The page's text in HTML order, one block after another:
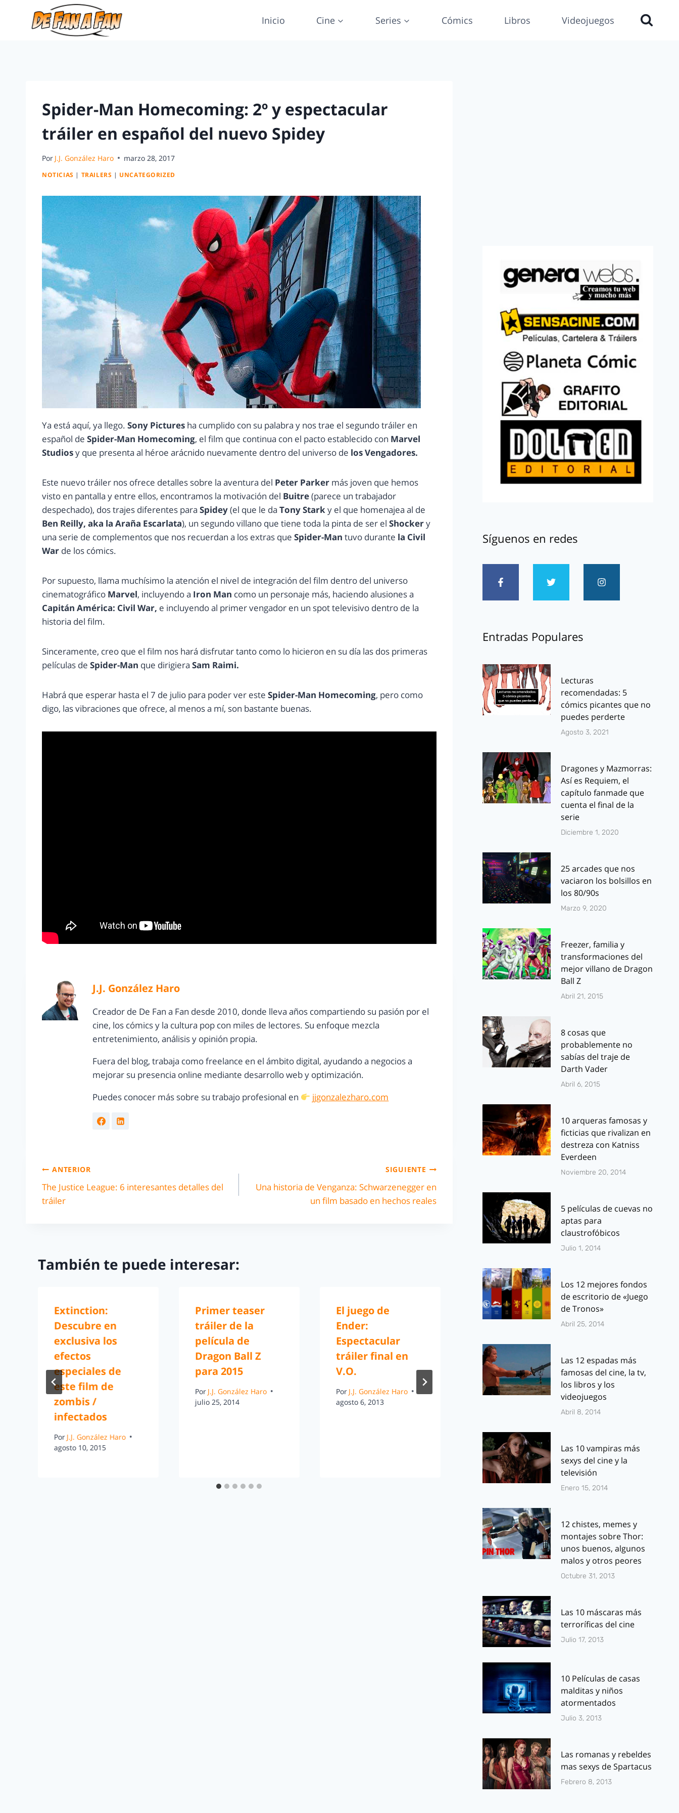
Inicio Cine Series Cómics Libros Videojuegos
Spider-Man Homecoming: 2º y espectacular
tráiler en español del nuevo Spidey
Por J.J. González Haro marzo 28, 2017
NOTICIAS | TRAILERS | UNCATEGORIZED
Ya está aquí, ya llego. Sony Pictures ha cumplido con su palabra y nos trae el segundo tráiler en
español de Spider-Man Homecoming, el film que continua con el pacto establecido con Marvel
Studiosy que presenta al héroe arácnido nuevamente dentro del universo de los Vengadores.
Este nuevo tráiler nos ofrece detalles sobre la aventura del Peter Parker más joven que hemos
visto en pantalla y entre ellos, encontramos la motivación del Buitre(parece un trabajador
despechado), dos trajes diferentes para Spidey(el que le da Tony Starky el que homenajea al de
Ben Reilly, aka la Araña Escarlata), un segundo villano que tiene toda la pinta de ser el Shockery
una serie de complementos que nos recuerdan a los extras que Spider-Man tuvo durante la Civil
War de los cómics.
Por supuesto, llama muchísimo la atención el nivel de integración del film dentro del universo
cinematográfico Marvel, incluyendo a Iron Man como un personaje más, haciendo alusiones a
Capitán América: Civil War, e incluyendo al primer vengador en un spot televisivo dentro de la
historia del film.
Sinceramente, creo que el film nos hará disfrutar tanto como lo hicieron en su día las dos primeras
películas de Spider-Man que dirigiera Sam Raimi.
Habrá que esperar hasta el 7 de julio para poder ver este Spider-Man Homecoming, pero como
digo, las vibraciones que ofrece, al menos a mí, son bastante buenas.
J.J. González Haro
Creador de De Fan a Fan desde 2010, donde lleva años compartiendo su pasión por el
cine, los cómics y la cultura pop con miles de lectores. Su enfoque mezcla
entretenimiento, análisis y opinión propia.
Fuera del blog, trabaja como freelance en el ámbito digital, ayudando a negocios a
mejorar su presencia online mediante desarrollo web y optimización.
Puedes conocer más sobre su trabajo profesional en
jjgonzalezharo.com
ANTERIOR
The Justice League: 6 interesantes detalles del
tráiler
SIGUIENTE
Una historia de Venganza: Schwarzenegger en
un film basado en hechos reales
También te puede interesar:
Extinction:
Descubre en
exclusiva los
efectos
especiales de
este film de
zombis /
infectados
PorJ.J. González Haro
agosto 10, 2015
Primer teaser
tráiler de la
película de
Dragon Ball Z
para 2015
Por J.J. González Haro
julio 25, 2014
El juego de
Ender:
Espectacular
tráiler final en
V.O.
Por J.J. González Haro
agosto 6, 2013
Discos de música
reimaginados
con personajes
de cómics
Por
J.J. González Haro
Imperio
Por J.J. González
Síguenos en redes
Entradas Populares
Lecturas
recomendadas: 5
cómics picantes que no
puedes perderte
Agosto 3, 2021
Dragones y Mazmorras:
Así es Requiem, el
capítulo fanmade que
cuenta el final de la
serie
Diciembre 1, 2020
25 arcades que nos
vaciaron los bolsillos en
los 80/90s
Marzo 9, 2020
Freezer, familia y
transformaciones del
mejor villano de Dragon
Ball Z
Abril 21, 2015
8 cosas que
probablemente no
sabías del traje de
Darth Vader
Abril 6, 2015
10 arqueras famosas y
ficticias que rivalizan en
destreza con Katniss
Everdeen
Noviembre 20, 2014
5 películas de cuevas no
aptas para
claustrofóbicos
Julio 1, 2014
Los 12 mejores fondos
de escritorio de «Juego
de Tronos»
Abril 25, 2014
Las 12 espadas más
famosas del cine, la tv,
los libros y los
videojuegos
Abril 8, 2014
Las 10 vampiras más
sexys del cine y la
televisión
Enero 15, 2014
12 chistes, memes y
montajes sobre Thor:
unos buenos, algunos
malos y otros peores
Octubre 31, 2013
Las 10 máscaras más
terroríficas del cine
Julio 17, 2013
10 Películas de casas
malditas y niños
atormentados
Julio 3, 2013
Las romanas y rebeldes
mas sexys de Spartacus
Febrero 8, 2013